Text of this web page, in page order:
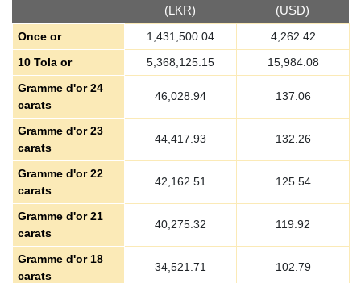
(LKR)
(USD)
Once or 1,431,500.04
4,262.42
10 Tola or
5,368,125.15
15,984.08
Gramme d'or 24
carats
46,028.94 137.06
Gramme d'or 23
carats
44,417.93 132.26
Gramme d'or 22
carats
42,162.51 125.54
Gramme d'or 21
carats
40,275.32 119.92
Gramme d'or 18
carats
34,521.71 102.79